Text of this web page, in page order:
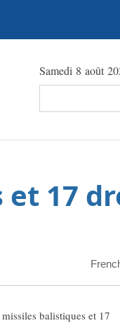
Samedi 8 août
17
balistiques et 17